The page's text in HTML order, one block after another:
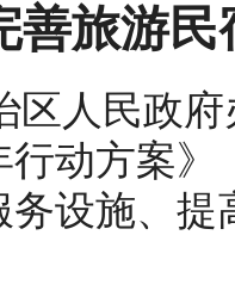
善旅游
区人民政
行动方案
设施、